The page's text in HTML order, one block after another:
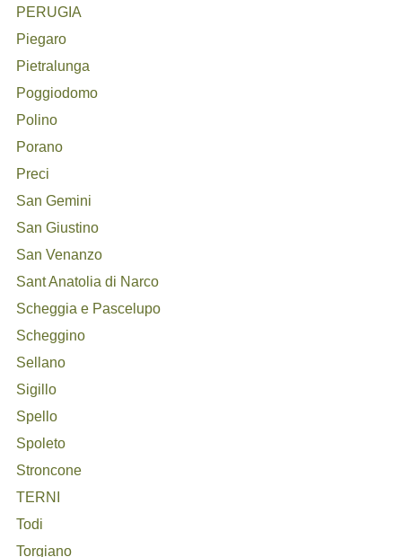
PERUGIA
Piegaro
Pietralunga
Poggiodomo
Polino
Porano
Preci
San Gemini
San Giustino
San Venanzo
Sant Anatolia di Narco
Scheggia e Pascelupo
Scheggino
Sellano
Sigillo
Spello
Spoleto
Stroncone
TERNI
Todi
Torgiano